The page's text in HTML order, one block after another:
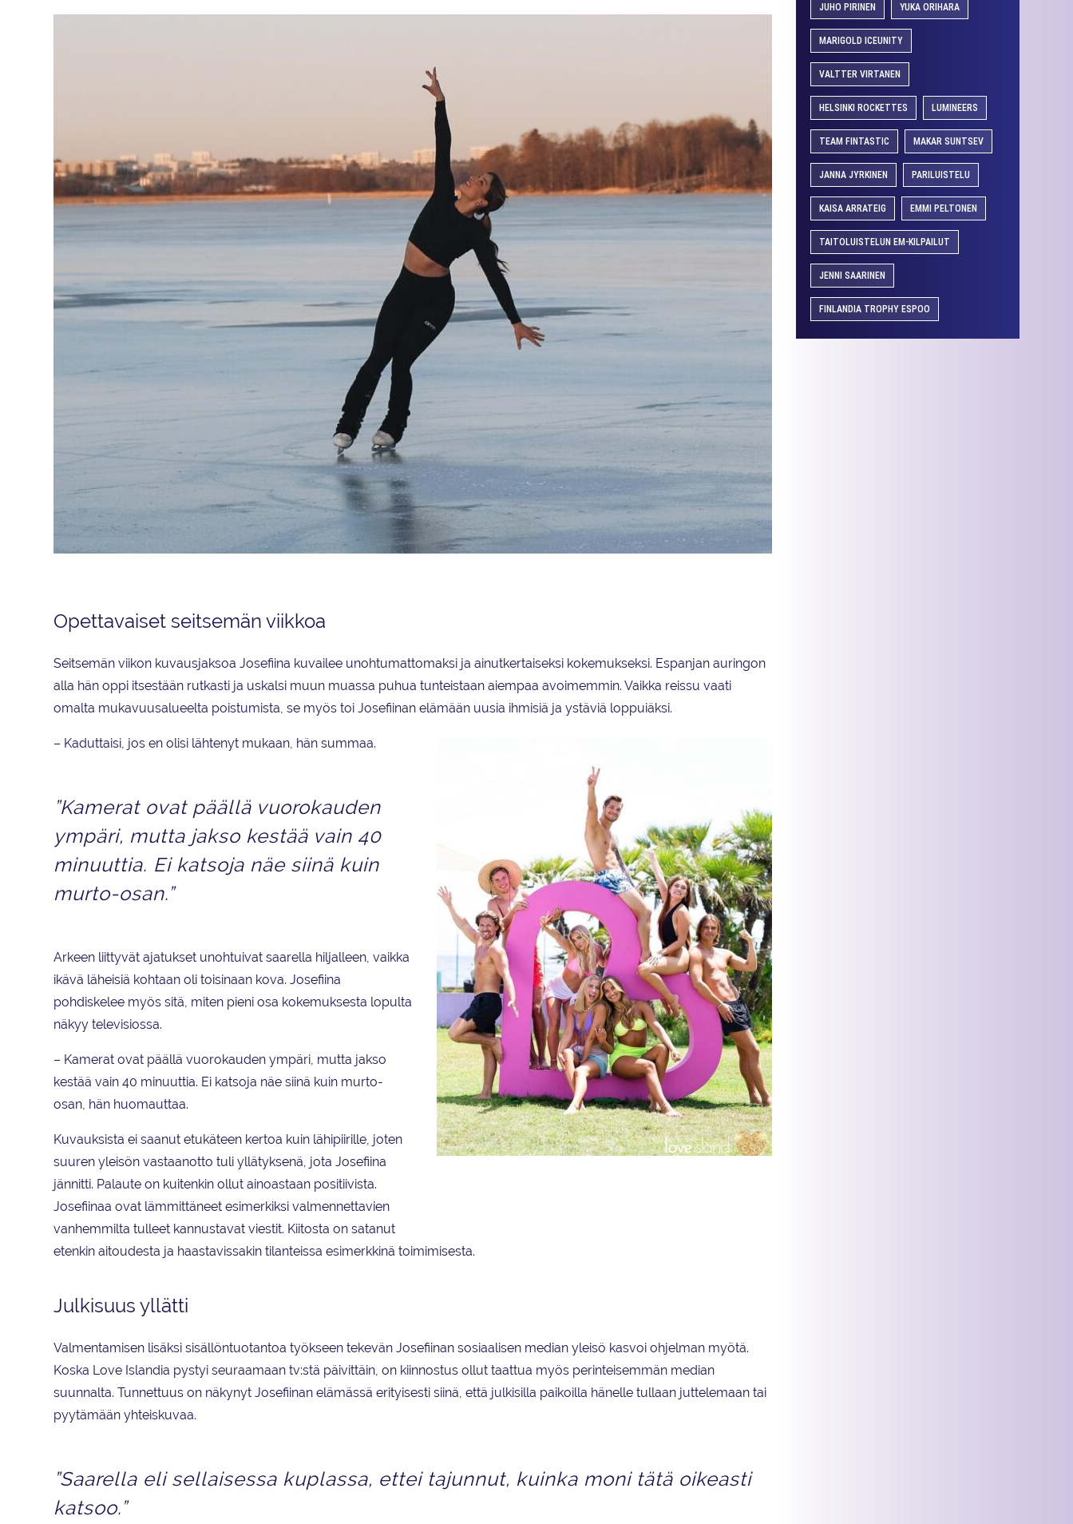
Opettavaiset seitsemän viikkoa
Seitsemän viikon kuvausjaksoa Josefiina kuvailee unohtumattomaksi ja ainutkertaiseksi kokemukseksi. Espanjan auringon
alla hän oppi itsestään rutkasti ja uskalsi muun muassa puhua tunteistaan aiempaa avoimemmin. Vaikka reissu vaati
omalta mukavuusalueelta poistumista, se myös toi Josefiinan elämään uusia ihmisiä ja ystäviä loppuiäksi.
– Kaduttaisi, jos en olisi lähtenyt mukaan, hän summaa.
”Kamerat ovat päällä vuorokauden
ympäri, mutta jakso kestää vain 40
minuuttia. Ei katsoja näe siinä kuin
murto-osan.”
Arkeen liittyvät ajatukset unohtuivat saarella hiljalleen, vaikka
ikävä läheisiä kohtaan oli toisinaan kova. Josefiina
pohdiskelee myös sitä, miten pieni osa kokemuksesta lopulta
näkyy televisiossa.
– Kamerat ovat päällä vuorokauden ympäri, mutta jakso
kestää vain 40 minuuttia. Ei katsoja näe siinä kuin murto-
osan, hän huomauttaa.
Kuvauksista ei saanut etukäteen kertoa kuin lähipiirille, joten
suuren yleisön vastaanotto tuli yllätyksenä, jota Josefiina
jännitti. Palaute on kuitenkin ollut ainoastaan positiivista.
Josefiinaa ovat lämmittäneet esimerkiksi valmennettavien
vanhemmilta tulleet kannustavat viestit. Kiitosta on satanut
etenkin aitoudesta ja haastavissakin tilanteissa esimerkkinä toimimisesta.
Julkisuus yllätti
Valmentamisen lisäksi sisällöntuotantoa työkseen tekevän Josefiinan sosiaalisen median yleisö kasvoi ohjelman myötä.
Koska Love Islandia pystyi seuraamaan tv:stä päivittäin, on kiinnostus ollut taattua myös perinteisemmän median
suunnalta. Tunnettuus on näkynyt Josefiinan elämässä erityisesti siinä, että julkisilla paikoilla hänelle tullaan juttelemaan tai
pyytämään yhteiskuvaa.
”Saarella eli sellaisessa kuplassa, ettei tajunnut, kuinka moni tätä oikeasti
katsoo.”
JUHO PIRINEN YUKA ORIHARA
MARIGOLD ICEUNITY
VALTTER VIRTANEN
HELSINKI ROCKETTES LUMINEERS
TEAM FINTASTIC MAKAR SUNTSEV
JANNA JYRKINEN PARILUISTELU
KAISA ARRATEIG EMMI PELTONEN
TAITOLUISTELUN EM-KILPAILUT
JENNI SAARINEN
FINLANDIA TROPHY ESPOO